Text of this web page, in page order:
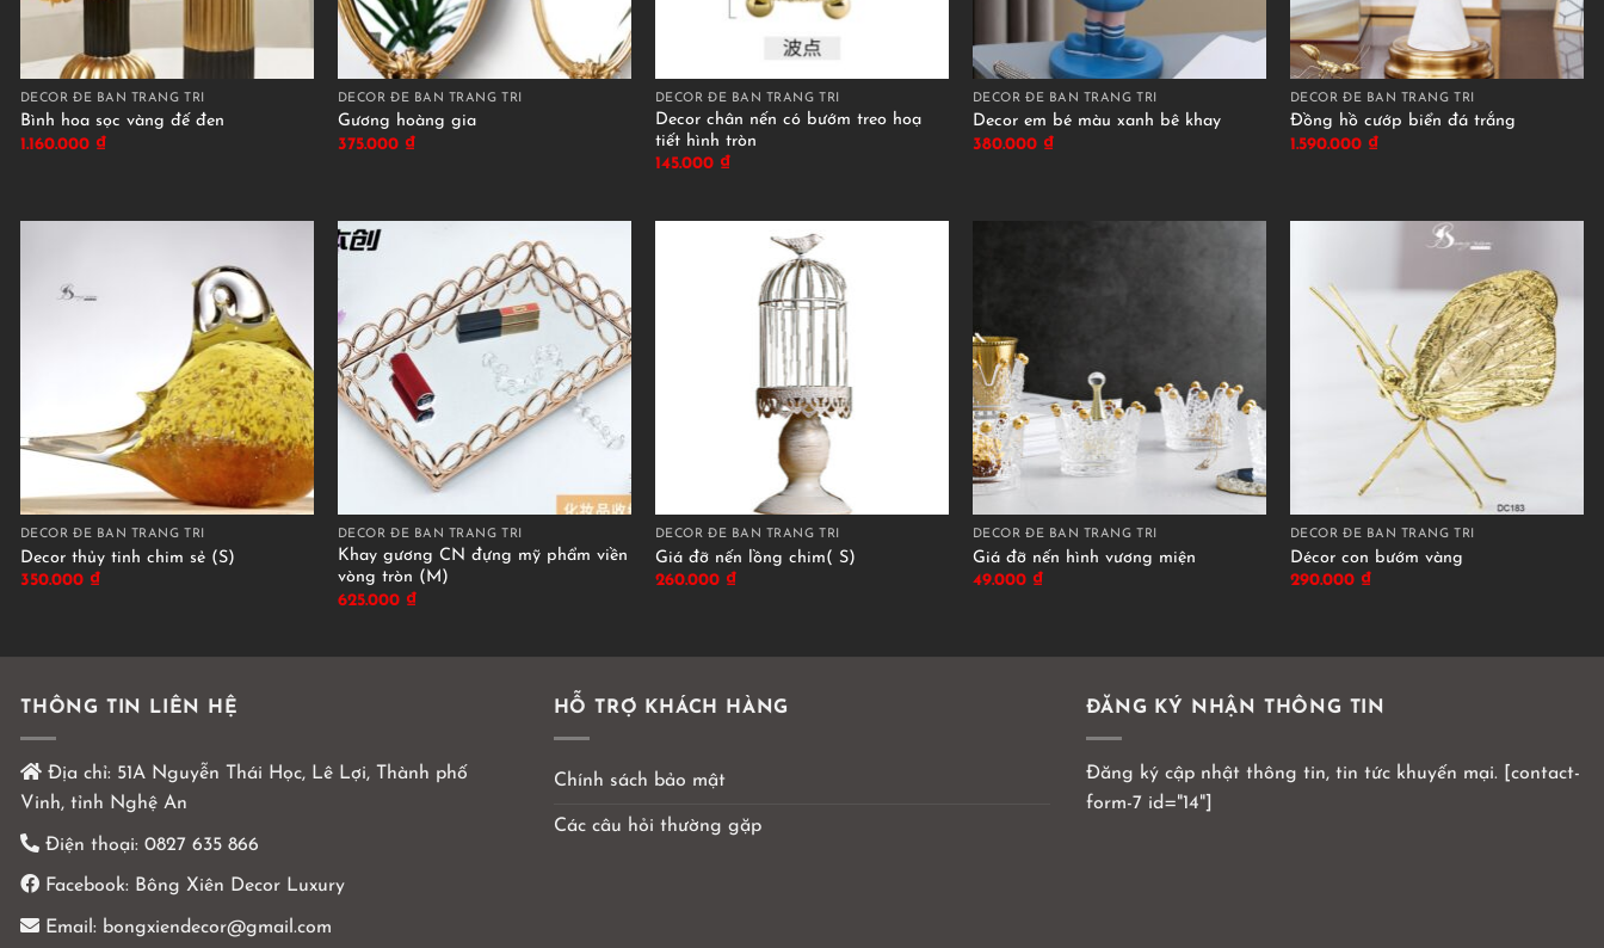
DECOR ĐỂ BÀN TRANG TRÍ
Bình hoa sọc vàng đế đen
1.160.000 ₫
DECOR ĐỂ BÀN TRANG TRÍ
Gương hoàng gia
375.000 ₫
DECOR ĐỂ BÀN TRANG TRÍ
Decor chân nến có bướm treo hoạ
tiết hình tròn
145.000 ₫
DECOR ĐỂ BÀN TRANG TRÍ
Decor em bé màu xanh bê khay
380.000 ₫
DECOR ĐỂ BÀN TRANG TRÍ
Đồng hồ cướp biển đá trắng
1.590.000 ₫
DECOR ĐỂ BÀN TRANG TRÍ
Decor thủy tinh chim sẻ (S)
350.000 ₫
DECOR ĐỂ BÀN TRANG TRÍ
Khay gương CN đựng mỹ phẩm viền
vòng tròn (M)
625.000 ₫
DECOR ĐỂ BÀN TRANG TRÍ
Giá đỡ nến lồng chim( S)
260.000 ₫
DECOR ĐỂ BÀN TRANG TRÍ
Giá đỡ nến hình vương miện
49.000 ₫
DECOR ĐỂ BÀN TRANG TRÍ
Décor con bướm vàng
290.000 ₫
THÔNG TIN LIÊN HỆ
Địa chỉ: 51A Nguyễn Thái Học, Lê Lợi, Thành phố
Vinh, tỉnh Nghệ An
Điện thoại: 0827 635 866
Facebook: Bông Xiên Decor Luxury
Email: bongxiendecor@gmail.com
HỖ TRỢ KHÁCH HÀNG
Chính sách bảo mật
Các câu hỏi thường gặp
ĐĂNG KÝ NHẬN THÔNG TIN
Đăng ký cập nhật thông tin, tin tức khuyến mại. [contact-
form-7 id="14"]